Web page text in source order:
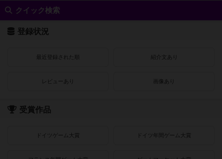
クイック検索
登録状況
最近登録された順 紹介文あり
レビューあり 画像あり
受賞作品
ドイツゲーム大賞 ドイツ年間ゲーム大賞